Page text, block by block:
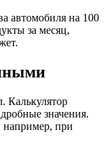
автомобиля на 100
за месяц,
Калькулятор
значения.
например, при